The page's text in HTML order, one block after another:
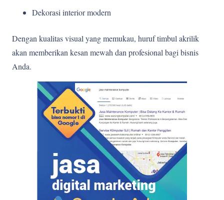
Dekorasi interior modern
Dengan kualitas visual yang memukau, huruf timbul akrilik
akan memberikan kesan mewah dan profesional bagi bisnis
Anda.